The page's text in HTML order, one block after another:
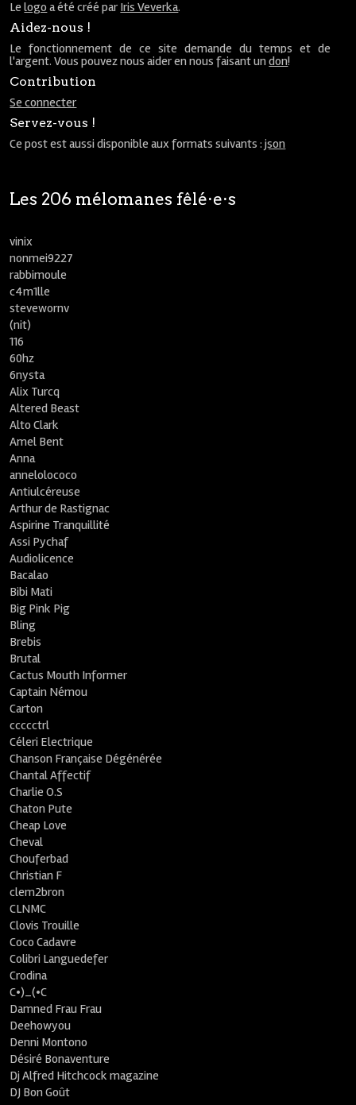
Lelogo a été créé par Iris Veverka.
Aidez-nous !
Le fonctionnement de ce site demande du temps et de
l'argent. Vous pouvez nous aider en nous faisant undon!
Contribution
Se connecter
Servez-vous !
Ce post est aussi disponible aux formats suivants :json
Les 206 mélomanes fêlé⋅e⋅s
vinix
nonmei9227
rabbimoule
c4m1lle
stevewornv
(nit)
116
60hz
6nysta
Alix Turcq
Altered Beast
Alto Clark
Amel Bent
Anna
annelolococo
Antiulcéreuse
Arthur de Rastignac
Aspirine Tranquillité
Assi Pychaf
Audiolicence
Bacalao
Bibi Mati
Big Pink Pig
Bling
Brebis
Brutal
Cactus Mouth Informer
Captain Némou
Carton
ccccctrl
Céleri Electrique
Chanson Française Dégénérée
Chantal Affectif
Charlie O.S
Chaton Pute
Cheap Love
Cheval
Chouferbad
Christian F
clem2bron
CLNMC
Clovis Trouille
Coco Cadavre
Colibri Languedefer
Crodina
C•)_(•C
Damned Frau Frau
Deehowyou
Denni Montono
Désiré Bonaventure
Dj Alfred Hitchcock magazine
DJ Bon Goût